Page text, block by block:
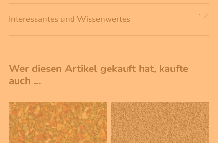
Interessantes und Wissenwertes
Wer diesen Artikel gekauft hat, kaufte
auch …